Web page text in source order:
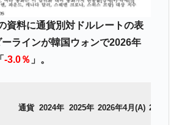
銀行』が「金の保有量を増やしま
ドル入手」手段ではないのか？
外為取引量「1日当たり1,214.4億ド
資料に通貨別対ドルレートの表
ラインが韓国ウォンで2026年
-3.0％ 」。
通貨 2024年 2025年 2026年4月(A) 2026年